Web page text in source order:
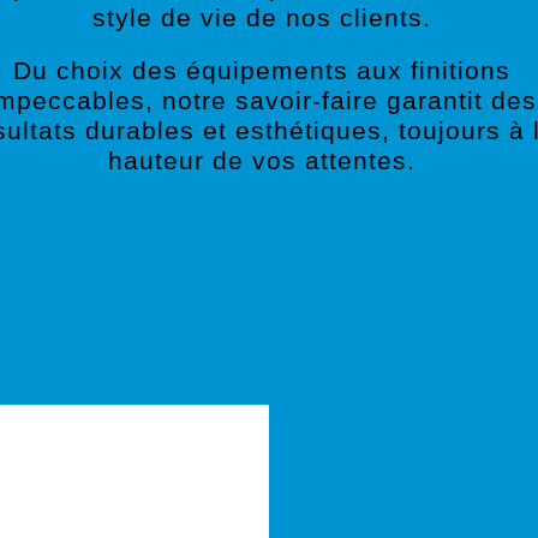
style de vie de nos clients.
Du choix des équipements aux finitions
notre savoir-faire garantit des
durables et esthétiques, toujours à
hauteur de vos attentes.